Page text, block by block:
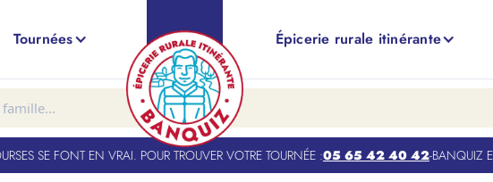
Tournées Épicerie rurale itinérante
SE FONT EN VRAI. POUR TROUVER VOTRE TOURNÉE :05 65 42 40 42-BANQUIZ EST